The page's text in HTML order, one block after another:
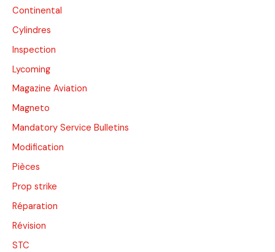
Continental
Cylindres
Inspection
Lycoming
Magazine Aviation
Magneto
Mandatory Service Bulletins
Modification
Pièces
Prop strike
Réparation
Révision
STC